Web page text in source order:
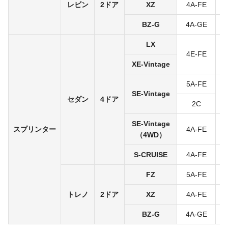
レビン 2ドア XZ 4A-FE
BZ-G 4A-GE
スプリンター
セダン 4ドア
LX
4E-FE
XE-Vintage
SE-Vintage
5A-FE
2C
SE-Vintage
（4WD）
4A-FE
S-CRUISE 4A-FE
トレノ 2ドア
FZ 5A-FE
XZ 4A-FE
BZ-G 4A-GE